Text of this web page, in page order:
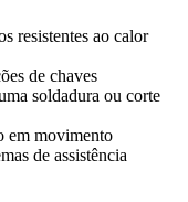
resistentes ao calor
de chaves
soldadura ou corte
em movimento
de assistência